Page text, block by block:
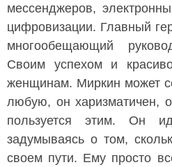
мессенджеров,
цифровизации. Главный
многообещающий
Своим успехом и
женщинам. Миркин может
любую, он харизматичен,
пользуется этим. Он
задумываясь о том,
своем пути. Ему просто